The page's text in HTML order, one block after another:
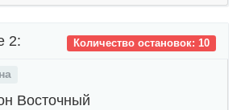
Количество остановок: 10
2:
Восточный